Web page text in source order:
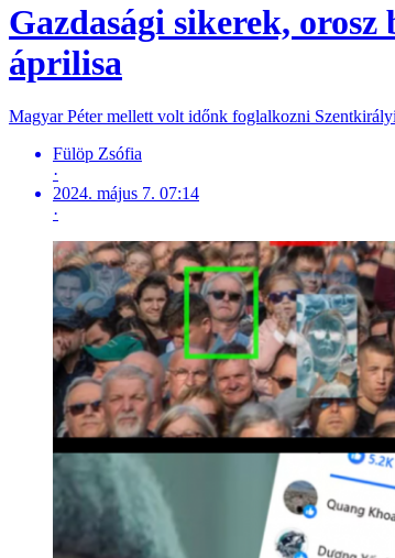
Gazdasági sikerek,
áprilisa
Magyar Péter mellett volt időnk foglalkozni
Fülöp Zsófia
·
2024. május 7. 07:14
·